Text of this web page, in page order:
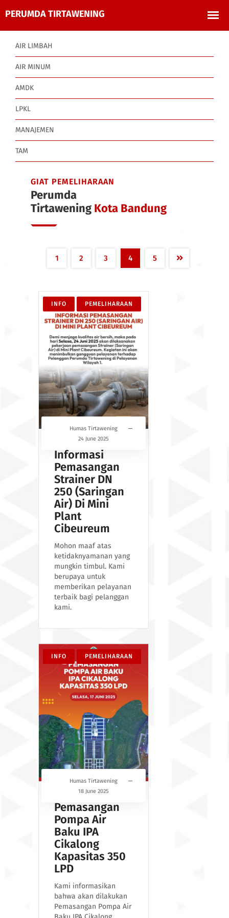
AIR LIMBAH
AIR MINUM
AMDK
LPKL
MANAJEMEN
TAM
GIAT PEMELIHARAAN
Perumda
Tirtawening Kota Bandung
1 2 3 4 5
INFO PEMELIHARAAN
Humas Tirtawening
24 June 2025
Informasi
Pemasangan
Strainer DN
250 (Saringan
Air) Di Mini
Plant
Cibeureum
Mohon maaf atas
ketidaknyamanan yang
mungkin timbul. Kami
berupaya untuk
memberikan pelayanan
terbaik bagi pelanggan
kami.
INFO PEMELIHARAAN
Humas Tirtawening
18 June 2025
Pemasangan
Pompa Air
Baku IPA
Cikalong
Kapasitas 350
LPD
Kami informasikan
bahwa akan dilakukan
Pemasangan Pompa Air